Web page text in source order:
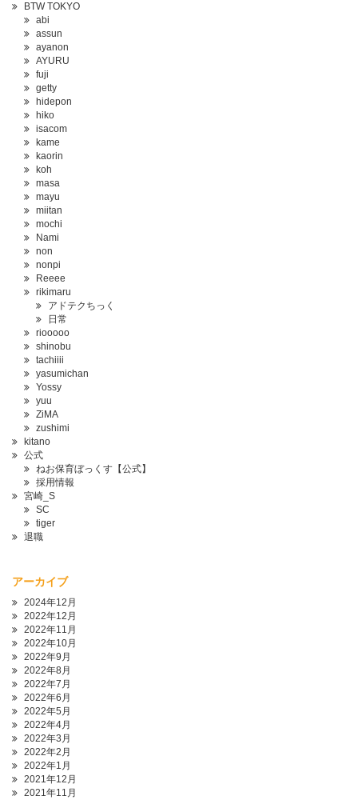
BTW TOKYO
abi
assun
ayanon
AYURU
fuji
getty
hidepon
hiko
isacom
kame
kaorin
koh
masa
mayu
miitan
mochi
Nami
non
nonpi
Reeee
rikimaru
アドテクちっく
日常
riooooo
shinobu
tachiiii
yasumichan
Yossy
yuu
ZiMA
zushimi
kitano
公式
ねお保育ぼっくす【公式】
採用情報
宮崎_S
SC
tiger
退職
アーカイブ
2024年12月
2022年12月
2022年11月
2022年10月
2022年9月
2022年8月
2022年7月
2022年6月
2022年5月
2022年4月
2022年3月
2022年2月
2022年1月
2021年12月
2021年11月